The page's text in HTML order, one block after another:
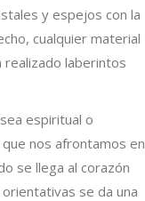
y espejos con la
cualquier material
realizado laberintos
espiritual o
nos afrontamos en
se llega al corazón
se da una